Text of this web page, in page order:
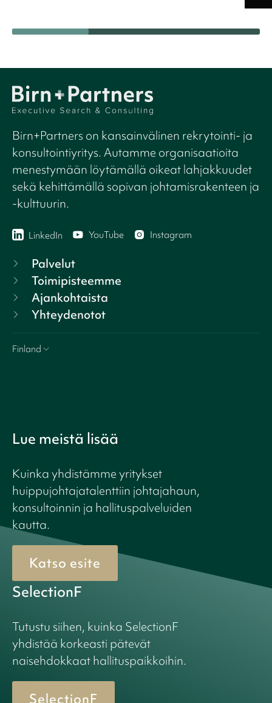
Birn+Partners on kansainvälinen rekrytointi- ja
konsultointiyritys. Autamme organisaatioita
menestymään löytämällä oikeat lahjakkuudet
sekä kehittämällä sopivan johtamisrakenteen ja
-kulttuurin.
LinkedIn YouTube Instagram
Palvelut
Toimipisteemme
Ajankohtaista
Yhteydenotot
Finland
Lue meistä lisää
Kuinka yhdistämme yritykset
huippujohtajatalenttiin johtajahaun,
konsultoinnin ja hallituspalveluiden
kautta.
Katso esite
SelectionF
Tutustu siihen, kuinka SelectionF
yhdistää korkeasti pätevät
naisehdokkaat hallituspaikkoihin.
SelectionF